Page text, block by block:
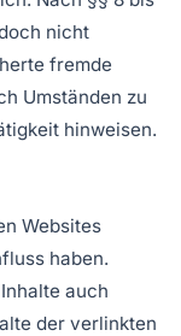
nicht
fremde
Umständen zu
hinweisen.
Websites
haben.
auch
der verlinkten